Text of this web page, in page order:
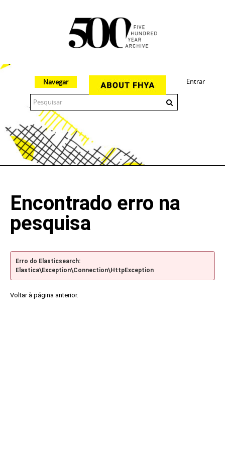
Entrar
Navegar
Encontrado erro na
pesquisa
Erro do Elasticsearch:
Elastica\Exception\Connection\HttpException
Voltar à página anterior.